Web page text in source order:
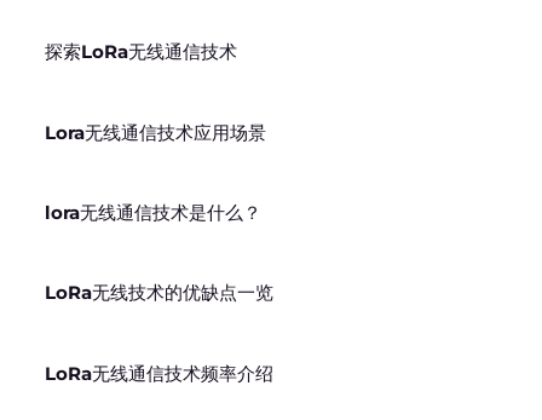
探索LoRa无线通信技术
Lora无线通信技术应用场景
lora无线通信技术是什么？
LoRa无线技术的优缺点一览
LoRa无线通信技术频率介绍